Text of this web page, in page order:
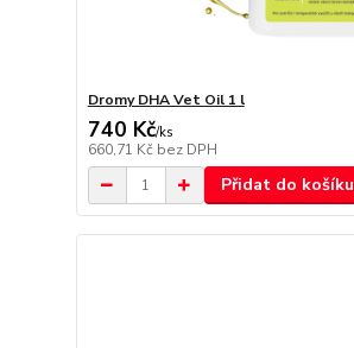
Dromy DHA Vet Oil 1 l
740 Kč/ks
660,71 Kč bez DPH
Přidat do košíku